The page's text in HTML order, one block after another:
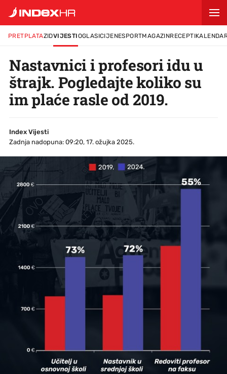
PRETPLATAZIDVIJESTIOGLASICIJENESPORTMAGAZINRECEPTI
Nastavnici i profesori idu u
štrajk. Pogledajte koliko su
im plaće rasle od 2019.
Index Vijesti
Zadnja nadopuna: 09:20, 17. ožujka 2025.